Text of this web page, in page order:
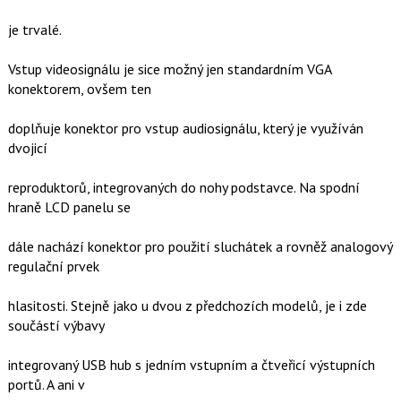
je trvalé.
Vstup videosignálu je sice možný jen standardním VGA
konektorem, ovšem ten
doplňuje konektor pro vstup audiosignálu, který je využíván
dvojicí
reproduktorů, integrovaných do nohy podstavce. Na spodní
hraně LCD panelu se
dále nachází konektor pro použití sluchátek a rovněž analogový
regulační prvek
hlasitosti. Stejně jako u dvou z předchozích modelů, je i zde
součástí výbavy
integrovaný USB hub s jedním vstupním a čtveřicí výstupních
portů. A ani v